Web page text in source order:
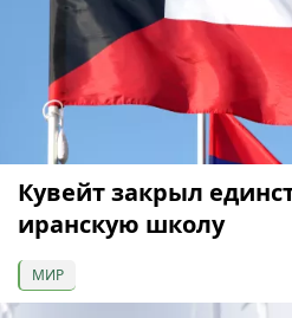
Кувейт закрыл
иранскую школу
МИР